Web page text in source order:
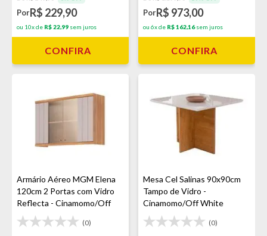
PorR$ 229,90
ou 10x de R$ 22,99 sem juros
CONFIRA
PorR$ 973,00
ou 6x de R$ 162,16sem juros
CONFIRA
Armário Aéreo MGM Elena
120cm 2 Portas com Vidro
Reflecta - Cinamomo/Off
White
(0)
Mesa Cel Salinas 90x90cm
Tampo de Vidro -
Cinamomo/Off White
(0)